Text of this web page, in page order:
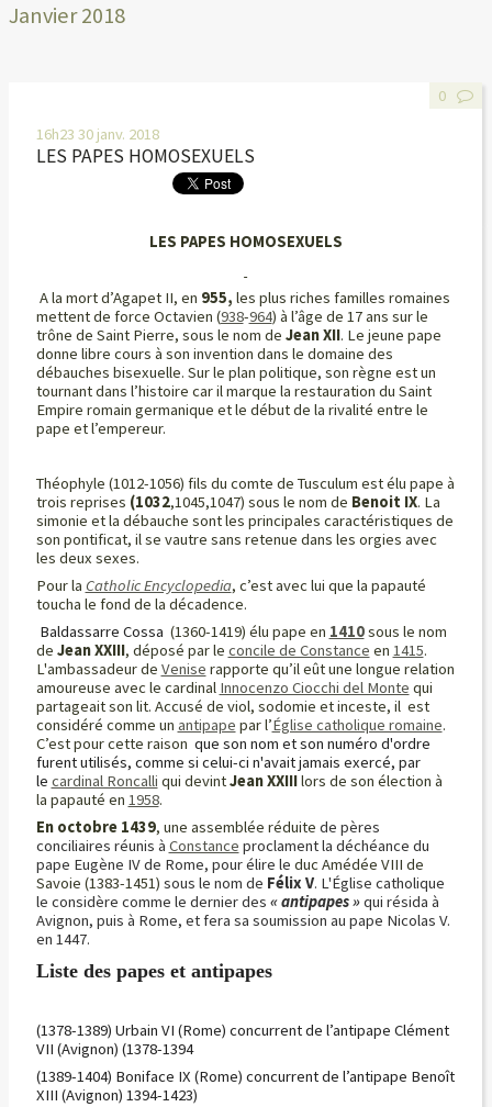
Janvier 2018
16h23 30 janv. 2018
LES PAPES HOMOSEXUELS
LES PAPES HOMOSEXUELS
A la mort d’Agapet II, en 955, les plus riches familles romaines
mettent de force Octavien (938-964) à l’âge de 17 ans sur le
trône de Saint Pierre, sous le nom de JeanXII. Le jeune pape
donne libre cours à son invention dans le domaine des
débauches bisexuelle. Sur le plan politique, son règne est un
tournant dans l’histoire car il marque la restauration du Saint
Empire romain germanique et le début de la rivalité entre le
pape et l’empereur.
Théophyle (1012-1056) fils du comte de Tusculum est élu pape à
trois reprises (1032,1045,1047) sous le nom de Benoit IX. La
simonie et la débauche sont les principales caractéristiques de
son pontificat, il se vautre sans retenue dans les orgies avec
les deux sexes.
Pour la Catholic Encyclopedia, c’est avec lui que la papauté
toucha le fond de la décadence.
Baldassarre Cossa (1360-1419) élu pape en 1410sous le nom
de Jean XXIII, déposé par le concile de Constance en 1415.
L'ambassadeur de Venise rapporte qu’il eût une longue relation
amoureuse avec le cardinal Innocenzo Ciocchi del Monte qui
partageait son lit. Accusé de viol, sodomie et inceste, il est
considéré comme un antipape par l’Église catholique romaine.
C’est pour cette raison que son nom et son numéro d'ordre
furent utilisés, comme si celui-ci n'avait jamais exercé, par
le cardinal Roncalli qui devintJeanXXIIIlors de son élection à
la papauté en 1958.
En octobre 1439, une assemblée réduite de pères
conciliaires réunis à Constance proclament la déchéance du
pape Eugène IV de Rome, pour élire le duc Amédée VIII de
Savoie (1383-1451) sous le nom de Félix V. L'Église catholique
le considère comme le dernier des « antipapes »qui résida à
Avignon, puis à Rome, et fera sa soumission au pape Nicolas V.
en 1447.
Liste des papes et antipapes
(1378-1389) Urbain VI (Rome) concurrent de l’antipape Clément
VII (Avignon) (1378-1394
(1389-1404) Boniface IX (Rome) concurrent de l’antipape Benoît
XIII (Avignon) 1394-1423)
0